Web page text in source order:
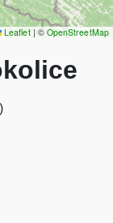
Leaflet | © OpenStreetMap